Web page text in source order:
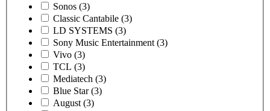
Sonos (3)
Classic Cantabile (3)
LD SYSTEMS (3)
Sony Music Entertainment (3)
Vivo (3)
TCL (3)
Mediatech (3)
Blue Star (3)
August (3)